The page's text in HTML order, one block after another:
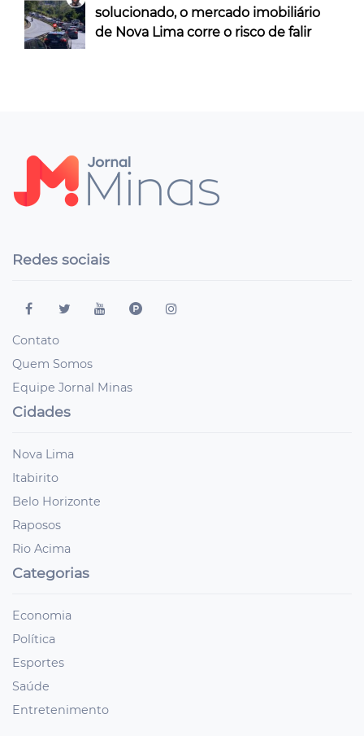
solucionado, o mercado imobiliário
de Nova Lima corre o risco de falir
Redes sociais
Contato
Quem Somos
Equipe Jornal Minas
Cidades
Nova Lima
Itabirito
Belo Horizonte
Raposos
Rio Acima
Categorias
Economia
Política
Esportes
Saúde
Entretenimento